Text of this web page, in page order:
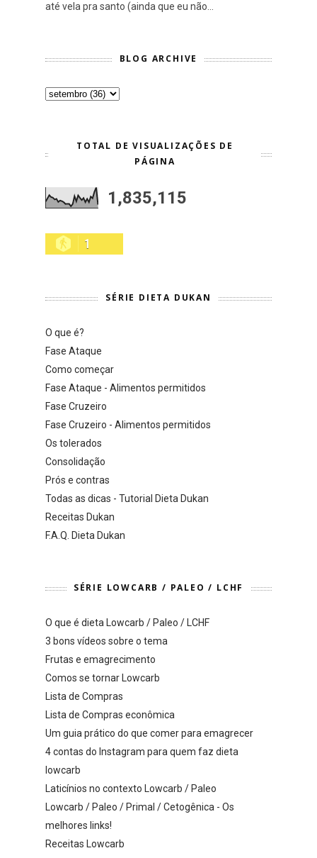
até vela pra santo (ainda que eu não...
BLOG ARCHIVE
TOTAL DE VISUALIZAÇÕES DE
PÁGINA
1,835,115
1
SÉRIE DIETA DUKAN
O que é?
Fase Ataque
Como começar
Fase Ataque - Alimentos permitidos
Fase Cruzeiro
Fase Cruzeiro - Alimentos permitidos
Os tolerados
Consolidação
Prós e contras
Todas as dicas - Tutorial Dieta Dukan
Receitas Dukan
F.A.Q. Dieta Dukan
SÉRIE LOWCARB / PALEO / LCHF
O que é dieta Lowcarb / Paleo / LCHF
3 bons vídeos sobre o tema
Frutas e emagrecimento
Comos se tornar Lowcarb
Lista de Compras
Lista de Compras econômica
Um guia prático do que comer para emagrecer
4 contas do Instagram para quem faz dieta
lowcarb
Laticínios no contexto Lowcarb / Paleo
Lowcarb / Paleo / Primal / Cetogênica - Os
melhores links!
Receitas Lowcarb